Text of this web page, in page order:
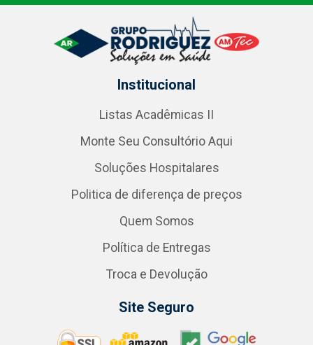
Institucional
Listas Acadêmicas II
Monte Seu Consultório Aqui
Soluções Hospitalares
Politica de diferença de preços
Quem Somos
Política de Entregas
Troca e Devolução
Site Seguro